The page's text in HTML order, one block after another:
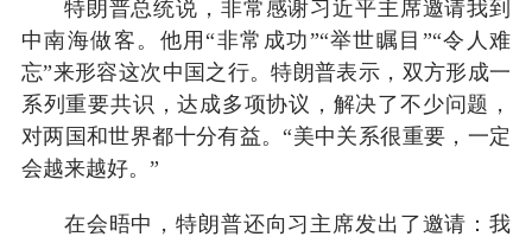
特朗普总统说，非常感谢习近平主席邀请我到
中南海做客。他用“非常成功”“举世瞩目”“令人难
忘”来形容这次中国之行。特朗普表示，双方形成一
系列重要共识，达成多项协议，解决了不少问题，
对两国和世界都十分有益。“美中关系很重要，一定
会越来越好。”
在会晤中，特朗普还向习主席发出了邀请：我